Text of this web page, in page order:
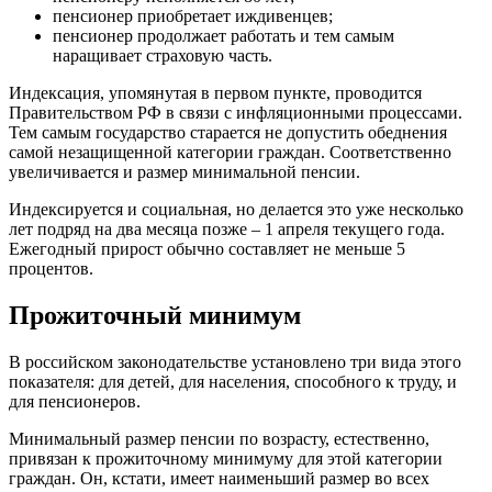
пенсионер приобретает иждивенцев;
пенсионер продолжает работать и тем самым
наращивает страховую часть.
Индексация, упомянутая в первом пункте, проводится
Правительством РФ в связи с инфляционными процессами.
Тем самым государство старается не допустить обеднения
самой незащищенной категории граждан. Соответственно
увеличивается и размер минимальной пенсии.
Индексируется и социальная, но делается это уже несколько
лет подряд на два месяца позже – 1 апреля текущего года.
Ежегодный прирост обычно составляет не меньше 5
процентов.
Прожиточный минимум
В российском законодательстве установлено три вида этого
показателя: для детей, для населения, способного к труду, и
для пенсионеров.
Минимальный размер пенсии по возрасту, естественно,
привязан к прожиточному минимуму для этой категории
граждан. Он, кстати, имеет наименьший размер во всех